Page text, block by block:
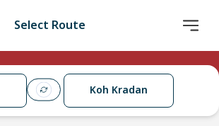
Select Route
Koh Kradan